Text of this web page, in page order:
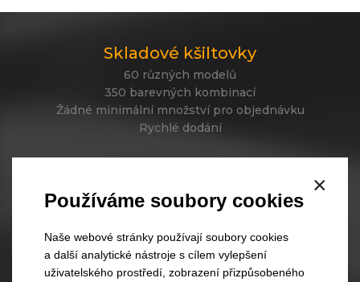
×
Používáme soubory cookies
Naše webové stránky používají soubory cookies
a další analytické nástroje s cílem vylepšení
uživatelského prostředí, zobrazení přizpůsobeného
Skladové kšiltovky
60 různých modelů
350 barevných kombinací
Žádné minimální množství pro objednávku
Rychlé dodání
Skladové čepice
45 různých modelů
Váš vlastní design čepic
Rychlé dodání